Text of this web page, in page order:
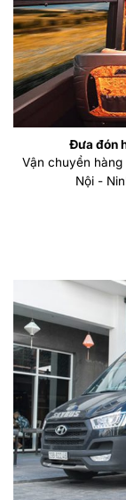
Đưa đón
Vận chuyển
Nội -